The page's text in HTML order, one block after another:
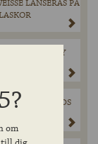
LANSERAS PÅ
MALT WHISKY
AWARDS
om